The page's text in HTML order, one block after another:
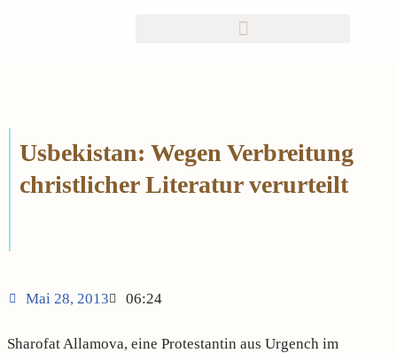
Usbekistan: Wegen Verbreitung
christlicher Literatur verurteilt
Mai 28, 2013 06:24
Sharofat Allamova, eine Protestantin aus Urgench im